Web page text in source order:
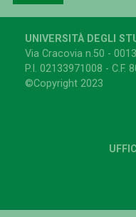
UNIVERSITÀ DEGLI
Via Cracovia n.50 -
P.I. 02133971008 - C.F.
©Copyright 2023